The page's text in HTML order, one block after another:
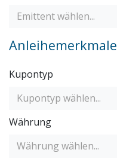
Emittent wählen...
Anleihemerkmale
Kupontyp
Kupontyp wählen...
Währung
Währung wählen...